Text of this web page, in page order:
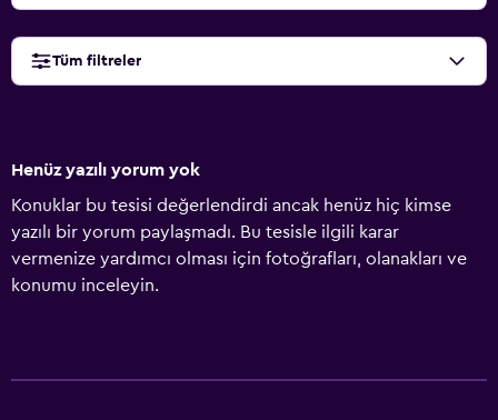
Tüm filtreler
Henüz yazılı yorum yok
Konuklar bu tesisi değerlendirdi ancak henüz hiç kimse
yazılı bir yorum paylaşmadı. Bu tesisle ilgili karar
vermenize yardımcı olması için fotoğrafları, olanakları ve
konumu inceleyin.